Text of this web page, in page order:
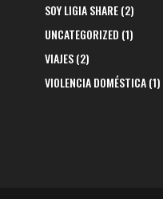
SOY LIGIA SHARE(2)
UNCATEGORIZED (1)
VIAJES(2)
VIOLENCIA DOMÉSTICA(1)